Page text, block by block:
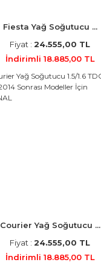
Fiesta Yağ Soğutucu ...
Fiyat : 24.555,00 TL
İndirimli 18.885,00 TL
Courier Yağ Soğutucu ...
Fiyat : 24.555,00 TL
İndirimli 18.885,00 TL